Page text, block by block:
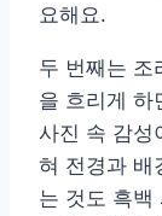
요해요.
두 번째는 조
을 흐리게 하
사진 속 감성
혀 전경과 배
는 것도 흑백